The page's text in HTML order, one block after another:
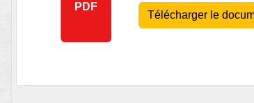
PDF
Télécharger le